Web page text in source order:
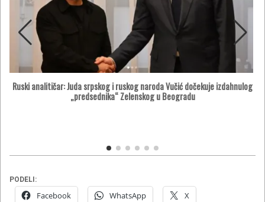
Ruski analitičar: Juda srpskog i ruskog naroda Vučić dočekuje izdahnulog
„predsednika“ Zelenskog u Beogradu
PODELI:
Facebook WhatsApp X